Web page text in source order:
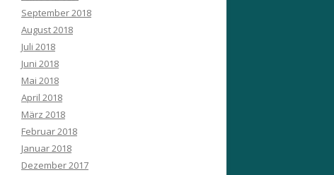
September 2018
August 2018
Juli 2018
Juni 2018
Mai 2018
April 2018
März 2018
Februar 2018
Januar 2018
Dezember 2017